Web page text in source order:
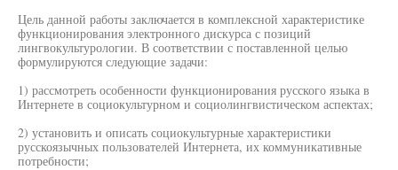
Цель данной работы заключается в комплексной характеристике
функционирования электронного дискурса с позиций
лингвокультурологии. В соответствии с поставленной целью
формулируются следующие задачи:
1) рассмотреть особенности функционирования русского языка в
Интернете в социокультурном и социолингвистическом аспектах;
2) установить и описать социокультурные характеристики
русскоязычных пользователей Интернета, их коммуникативные
потребности;